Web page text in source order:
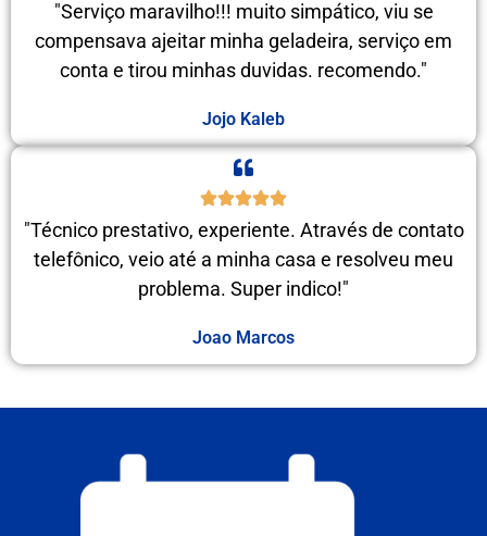
"Serviço maravilho!!! muito simpático, viu se
compensava ajeitar minha geladeira, serviço em
conta e tirou minhas duvidas. recomendo."
Jojo Kaleb
"Técnico prestativo, experiente. Através de contato
telefônico, veio até a minha casa e resolveu meu
problema. Super indico!"
Joao Marcos